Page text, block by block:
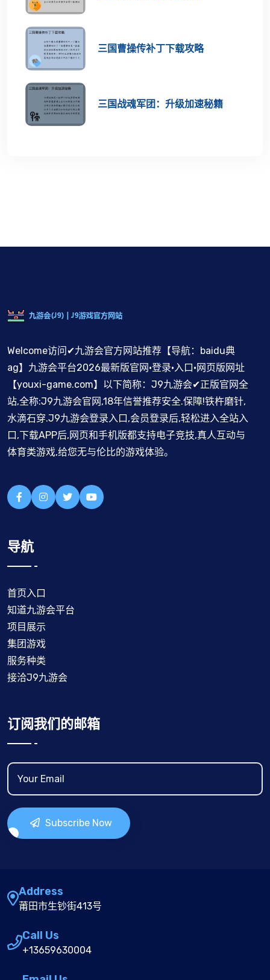
三国曹操传补丁下载攻略
三国战魂军团：升级加速秘籍
Welcome访问✔九游会官方网站推荐【导航：baidu典
ag】九游会平台2026最新版官网·登录·入口·网页版网址
【youxi-game.com】以下简称：J9九游会✔正版官网全
站,全称:J9九游会官网,18年信誉推荐安全.保障!铁杵磨针,
水滴石穿.J9九游会登录入口,会员登录后,轻松进入全站入
口,下载APP后,网页和手机版都支持电子竞技,真人互动与
体育类游戏,给您无与伦比的游戏体验。
导航
首页入口
知道九游会平台
项目展示
集团游戏
服务种类
接洽J9九游会
订阅我们的邮箱
Subscribe Now
Address
莆田市生钞街413号
Call Us
+13659630004